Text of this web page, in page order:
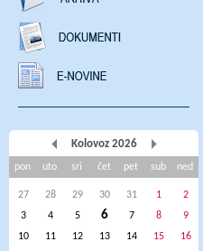
Kolovoz 2026
pon uto sri čet pet sub ned
27 28 29 30 31 1
2
3
4 5 6 7 8
9
10
11 12 13 14 15
16